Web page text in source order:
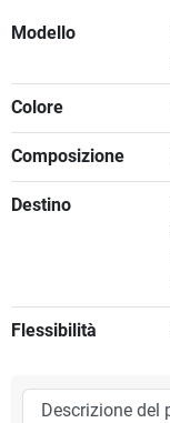
Modello
Colore
Composizione
Destino
Flessibilità
Descrizione del